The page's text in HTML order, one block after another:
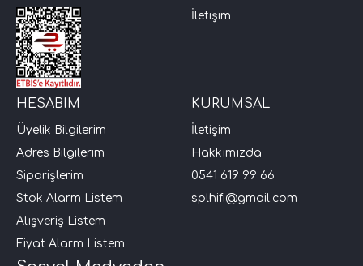
İletişim
HESABIM
Üyelik Bilgilerim
Adres Bilgilerim
Siparişlerim
Stok Alarm Listem
Alışveriş Listem
Fiyat Alarm Listem
KURUMSAL
İletişim
Hakkımızda
0541 619 99 66
splhifi@gmail.com